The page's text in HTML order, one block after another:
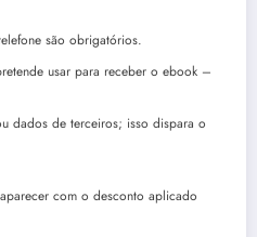
são obrigatórios.
usar para receber o ebook –
dados de terceiros; isso dispara o
com o desconto aplicado